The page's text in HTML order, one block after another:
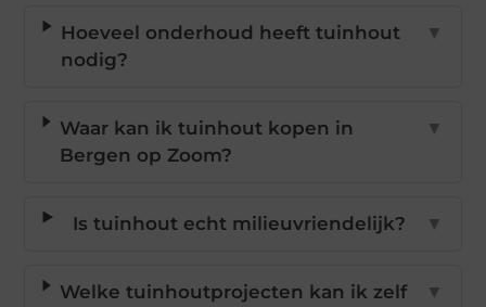
Hoeveel onderhoud heeft tuinhout
nodig?
▼
Waar kan ik tuinhout kopen in
Bergen op Zoom?
▼
Is tuinhout echt milieuvriendelijk? ▼
Welke tuinhoutprojecten kan ik zelf
▼